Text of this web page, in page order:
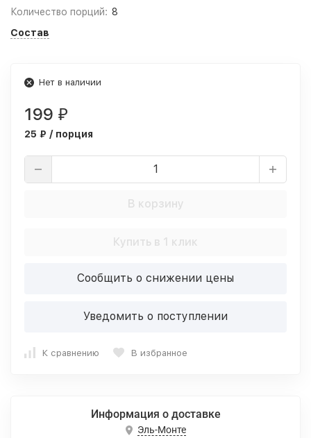
Количество порций: 8
Состав
Нет в наличии
199 ₽
25 ₽ / порция
В корзину
Купить в 1 клик
Сообщить о снижении цены
Уведомить о поступлении
К сравнению В избранное
Информация о доставке
Эль-Монте